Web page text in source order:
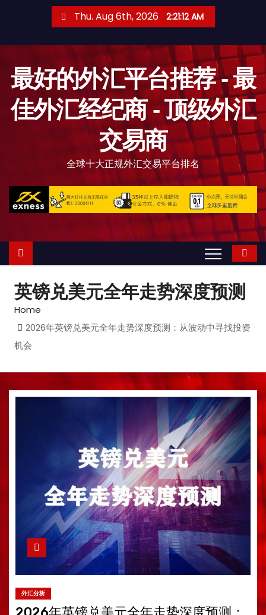
Thu. Aug 6th, 2026 2:21:14 AM
最好的外汇平台推荐 - 最
佳外汇经纪商 - 顶级外汇
交易商
全球十大正规外汇交易平台排名
英镑兑美元全年走势深度预测
Home
2026年英镑兑美元全年走势深度预测：从波动中寻找投资
机会
外汇分析